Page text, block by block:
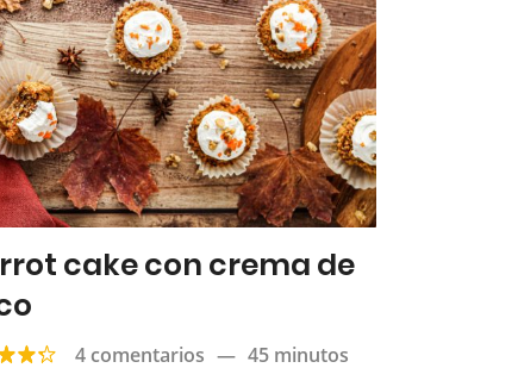
cake con crema de
4 comentarios — 45 minutos